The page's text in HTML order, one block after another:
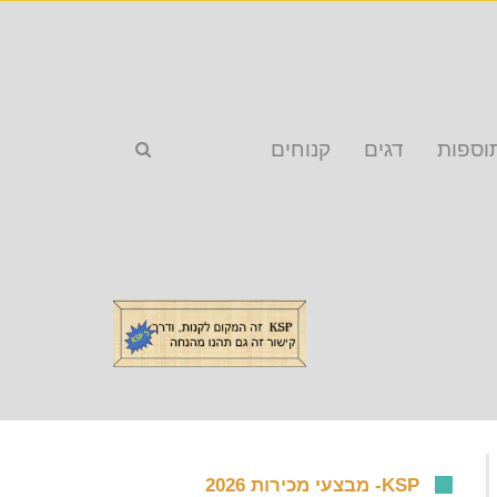
דגים קנוחים
KSP- מבצעי מכירות 2026